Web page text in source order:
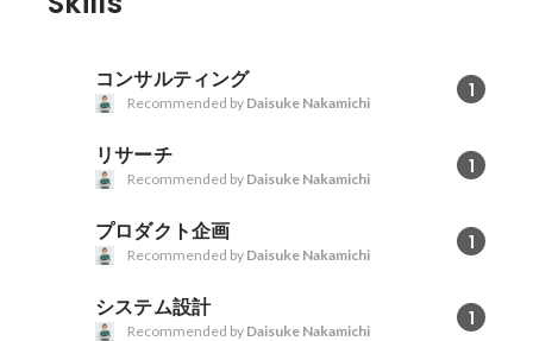
コンサルティング 1
Recommended by Daisuke Nakamichi
リサーチ 1
Recommended by Daisuke Nakamichi
プロダクト企画 1
Recommended by Daisuke Nakamichi
システム設計 1
Recommended by Daisuke Nakamichi